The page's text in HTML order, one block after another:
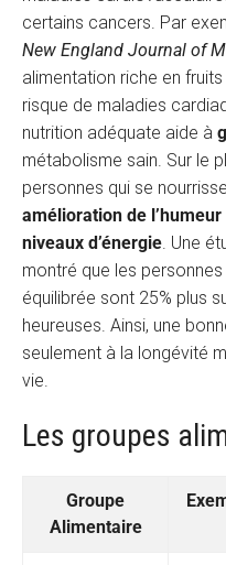
certains cancers. Par
New England Journal of
alimentation riche en
risque de maladies
nutrition adéquate aide à
métabolisme sain. Sur le
personnes qui se
amélioration de l’humeur
niveaux d’énergie . Une
montré que les
équilibrée sont 25% plus
heureuses. Ainsi, une
seulement à la longévité
vie.
Les groupes
Groupe
Alimentaire